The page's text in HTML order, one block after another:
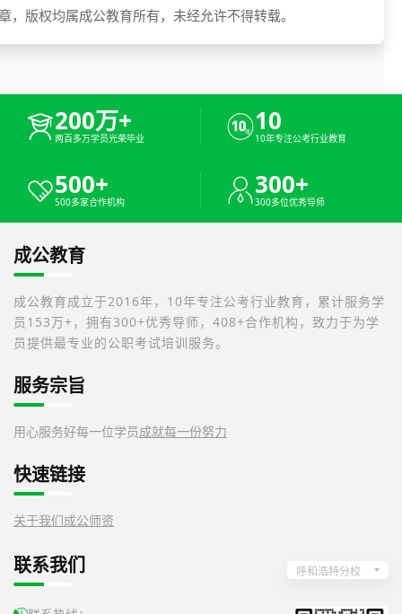
，版权均属成公教育所有，未经允许不得转载。
200万+
两百多万学员光荣毕业
10
10年专注公考行业教育
500+
500多家合作机构
300+
300多位优秀导师
成公教育
成公教育成立于2016年，10年专注公考行业教育，累计服务学
员153万+，拥有300+优秀导师，408+合作机构，致力于为学
员提供最专业的公职考试培训服务。
服务宗旨
用心服务好每一位学员成就每一份努力
快速链接
关于我们成公师资
联系我们 呼和浩特分校